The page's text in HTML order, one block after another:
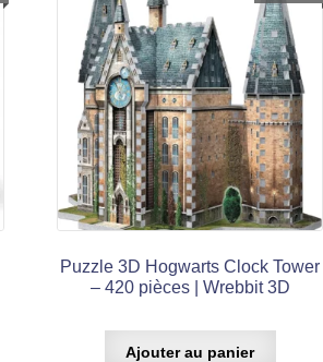
Puzzle 3D Hogwarts Clock Tower
– 420 pièces | Wrebbit 3D
Ajouter au panier